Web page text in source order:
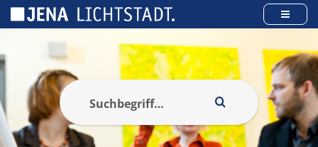
Cookie-Einstellungen